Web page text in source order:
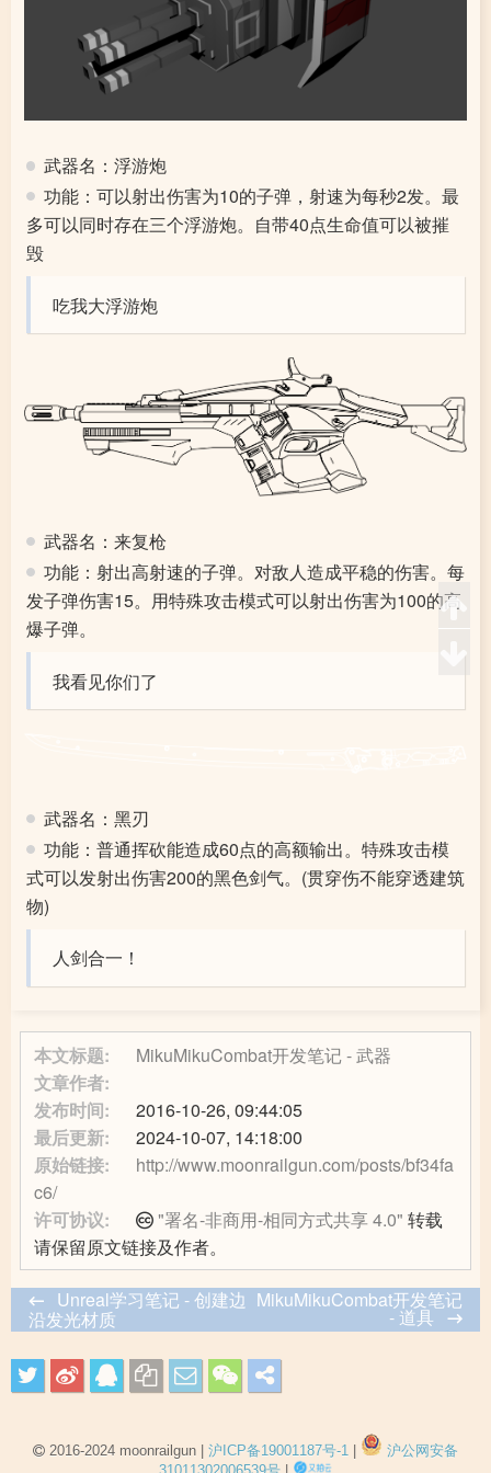
武器名：浮游炮
功能：可以射出伤害为10的子弹，射速为每秒2发。最
多可以同时存在三个浮游炮。自带40点生命值可以被摧
毁
吃我大浮游炮
武器名：来复枪
功能：射出高射速的子弹。对敌人造成平稳的伤害。每
发子弹伤害15。用特殊攻击模式可以射出伤害为100的高
爆子弹。
我看见你们了
武器名：黑刃
功能：普通挥砍能造成60点的高额输出。特殊攻击模
式可以发射出伤害200的黑色剑气。(贯穿伤不能穿透建筑
物)
人剑合一！
本文标题:
MikuMikuCombat开发笔记 - 武器
文章作者:
发布时间:
2016-10-26, 09:44:05
最后更新:
2024-10-07, 14:18:00
原始链接:
http://www.moonrailgun.com/posts/bf34fa
c6/
许可协议:
"署名-非商用-相同方式共享 4.0" 转载
请保留原文链接及作者。
Unreal学习笔记 - 创建边
沿发光材质
MikuMikuCombat开发笔记
- 道具
2016-2024 moonrailgun | 沪ICP备19001187号-1
沪公网安备